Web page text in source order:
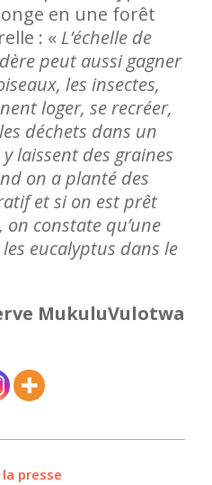
en une forêt
: « L’échelle de
peut aussi gagner
les insectes,
loger, se recréer,
déchets dans un
laissent des graines
on a planté des
et si on est prêt
constate qu’une
eucalyptus dans le
MukuluVulotwa
la presse